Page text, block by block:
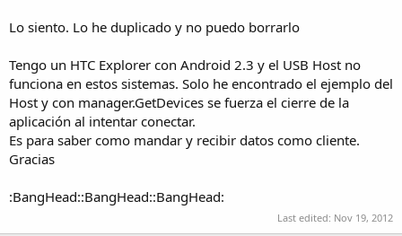
r
e
r
d
Lo siento. Lo he duplicado y no puedo borrarlo
Tengo un HTC Explorer con Android 2.3 y el USB Host no
funciona en estos sistemas. Solo he encontrado el ejemplo del
Host y con manager.GetDevices se fuerza el cierre de la
aplicación al intentar conectar.
Es para saber como mandar y recibir datos como cliente.
Gracias
:BangHead::BangHead::BangHead:
Last edited: Nov 19, 2012